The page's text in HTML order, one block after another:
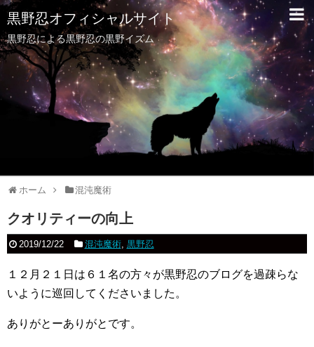
黒野忍オフィシャルサイト
黒野忍による黒野忍の黒野イズム
ホーム 混沌魔術
クオリティーの向上
2019/12/22 混沌魔術, 黒野忍
１２月２１日は６１名の方々が黒野忍のブログを過疎らな
いように巡回してくださいました。
ありがとーありがとです。